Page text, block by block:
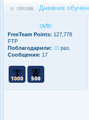
Дневник
ovte
FreeTeam Points: 127,778
FTP
Поблагодарили: 10 раз.
Сообщения: 17